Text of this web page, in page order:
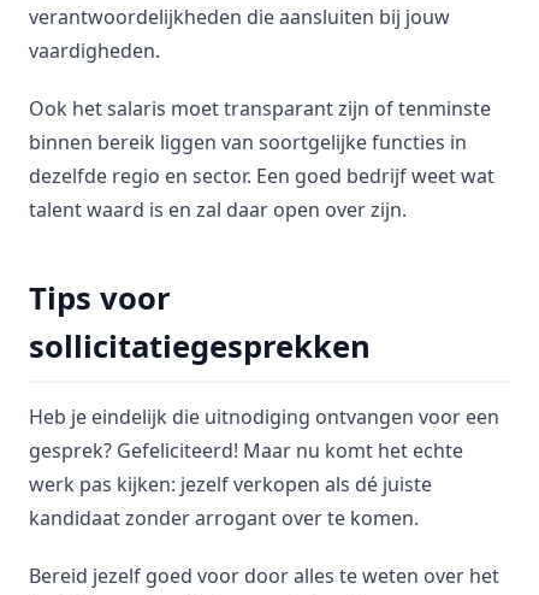
verantwoordelijkheden die aansluiten bij jouw
vaardigheden.
Ook het salaris moet transparant zijn of tenminste
binnen bereik liggen van soortgelijke functies in
dezelfde regio en sector. Een goed bedrijf weet wat
talent waard is en zal daar open over zijn.
Tips voor
sollicitatiegesprekken
Heb je eindelijk die uitnodiging ontvangen voor een
gesprek? Gefeliciteerd! Maar nu komt het echte
werk pas kijken: jezelf verkopen als dé juiste
kandidaat zonder arrogant over te komen.
Bereid jezelf goed voor door alles te weten over het